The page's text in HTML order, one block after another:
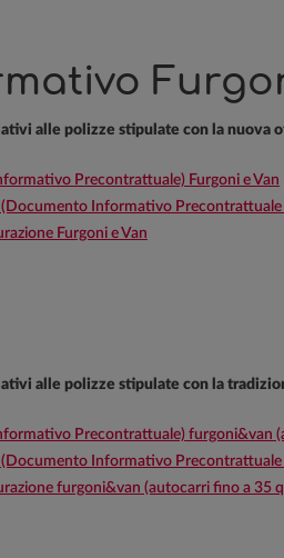
alle polizze stipulate con la nuova
Precontrattuale) Furgoni e Van
Informativo Precontrattuale
Furgoni e Van
alle polizze stipulate con la
Precontrattuale) furgoni&van
Informativo
furgoni&van (autocarri fino a 35